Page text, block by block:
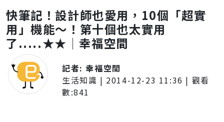
快筆記！設計師也愛用，10個「超實
用」機能～！第十個也太實用
了.....★★│幸福空間
記者:幸福空間
生活知識 | 2014-12-23 11:36 | 觀看
數:841